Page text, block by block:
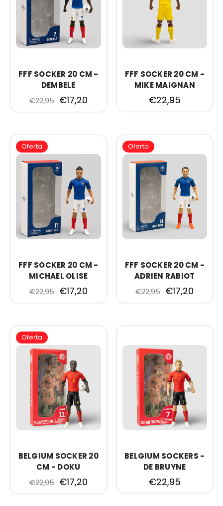
FFF SOCKER 20 CM -
DEMBELE
€22,95 €17,20
FFF SOCKER 20 CM -
MIKE MAIGNAN
€22,95
Oferta
FFF SOCKER 20 CM -
MICHAEL OLISE
€22,95 €17,20
Oferta
FFF SOCKER 20 CM -
ADRIEN RABIOT
€22,95 €17,20
Oferta
BELGIUM SOCKER 20
CM - DOKU
€22,95 €17,20
BELGIUM SOCKERS -
DE BRUYNE
€22,95